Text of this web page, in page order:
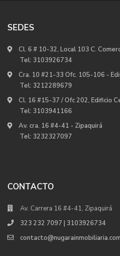
SEDES
Cl. 6 # 10-32, Local 103 C.
Tel: 3103926734
Cra. 10 #21-33 Ofc. 105-106 -
Tel: 3212289679
Cl. 16 #15-37 / Ofc 202, Edificio
Tel: 3103941166
Av. cra. 16 #4-41 - Zipaquirá
Tel: 3232327097
CONTACTO
Av. Carrera 16 #4-41, Zipaquirá
323 232 7097 | 3103926734